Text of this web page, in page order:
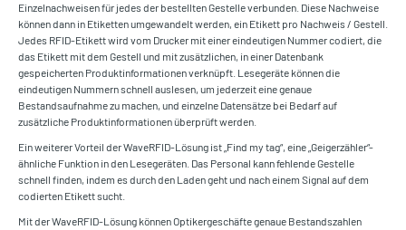
Einzelnachweisen für jedes der bestellten Gestelle verbunden. Diese Nachweise
können dann in Etiketten umgewandelt werden, ein Etikett pro Nachweis / Gestell.
Jedes RFID-Etikett wird vom Drucker mit einer eindeutigen Nummer codiert, die
das Etikett mit dem Gestell und mit zusätzlichen, in einer Datenbank
gespeicherten Produktinformationen verknüpft. Lesegeräte können die
eindeutigen Nummern schnell auslesen, um jederzeit eine genaue
Bestandsaufnahme zu machen, und einzelne Datensätze bei Bedarf auf
zusätzliche Produktinformationen überprüft werden.
Ein weiterer Vorteil der WaveRFID-Lösung ist „Find my tag“, eine „Geigerzähler“-
ähnliche Funktion in den Lesegeräten. Das Personal kann fehlende Gestelle
schnell finden, indem es durch den Laden geht und nach einem Signal auf dem
codierten Etikett sucht.
Mit der WaveRFID-Lösung können Optikergeschäfte genaue Bestandszahlen